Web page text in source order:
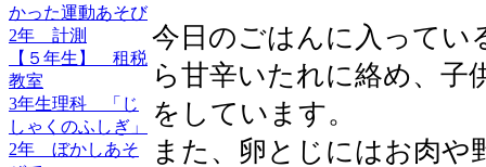
かった運動あそび
2年 計測
【５年生】 租税
教室
3年生理科 「じ
しゃくのふしぎ」
2年 ぼかしあそ
今日のごはんに入ってい
ら甘辛いたれに絡め、子
をしています。
また、卵とじにはお肉や